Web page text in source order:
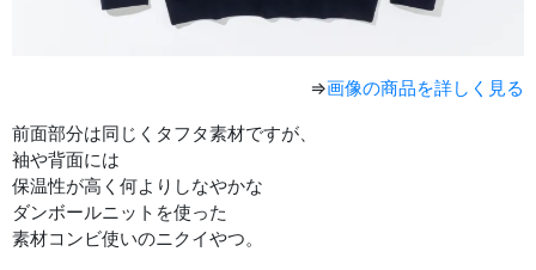
⇒画像の商品を詳しく見る
前面部分は同じくタフタ素材ですが、
袖や背面には
保温性が高く何よりしなやかな
ダンボールニットを使った
素材コンビ使いのニクイやつ。